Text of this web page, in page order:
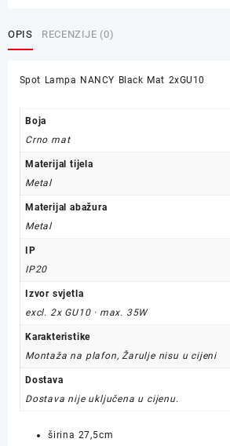
Mat
OPIS RECENZIJE (0)
Spot Lampa NANCY Black Mat 2xGU10
Boja
Crno mat
Materijal tijela
Metal
Materijal abažura
Metal
IP
IP20
Izvor svjetla
excl. 2x GU10 · max. 35W
Karakteristike
Montaža na plafon, Žarulje nisu u cijeni
Dostava
Dostava nije uključena u cijenu.
širina 27,5cm